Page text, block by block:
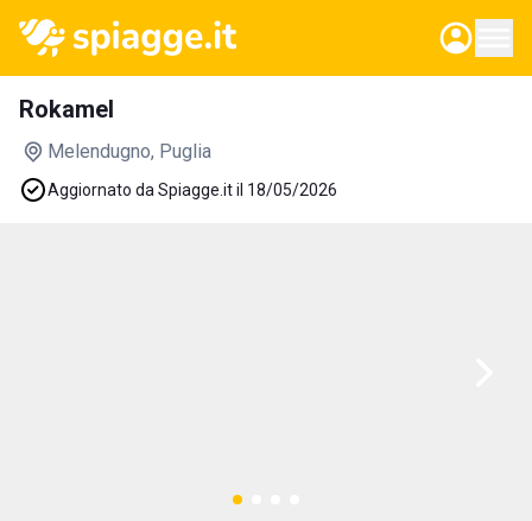
Rokamel
Melendugno, Puglia
Aggiornato da Spiagge.it il 18/05/2026